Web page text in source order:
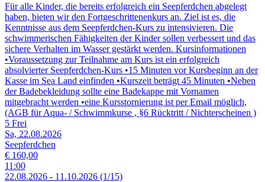
Für alle Kinder, die bereits erfolgreich ein Seepferdchen abgelegt
haben, bieten wir den Fortgeschrittenenkurs an. Ziel ist es, die
Kenntnisse aus dem Seepferdchen-Kurs zu intensivieren. Die
schwimmerischen Fähigkeiten der Kinder sollen verbessert und das
sichere Verhalten im Wasser gestärkt werden. Kursinformationen
•Voraussetzung zur Teilnahme am Kurs ist ein erfolgreich
absolvierter Seepferdchen-Kurs •15 Minuten vor Kursbeginn an der
Kasse im Sea Land einfinden •Kurszeit beträgt 45 Minuten •Neben
der Badebekleidung sollte eine Badekappe mit Vornamen
mitgebracht werden •eine Kursstornierung ist per Email möglich,
(AGB für Aqua- / Schwimmkurse , §6 Rücktritt / Nichterscheinen )
5 Frei
Sa, 22.08.2026
Seepferdchen
€ 160,00
11:00
22.08.2026 - 11.10.2026 (1/15)